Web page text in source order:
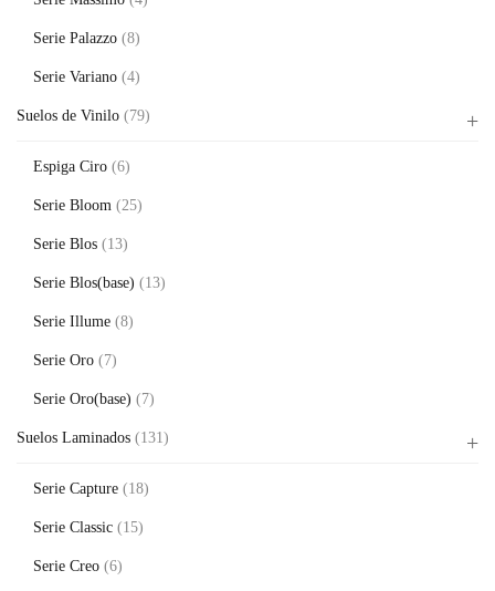
Serie Palazzo (8)
Serie Variano (4)
Suelos de Vinilo (79)
Espiga Ciro (6)
Serie Bloom (25)
Serie Blos (13)
Serie Blos(base) (13)
Serie Illume (8)
Serie Oro (7)
Serie Oro(base) (7)
Suelos Laminados (131)
Serie Capture (18)
Serie Classic (15)
Serie Creo (6)